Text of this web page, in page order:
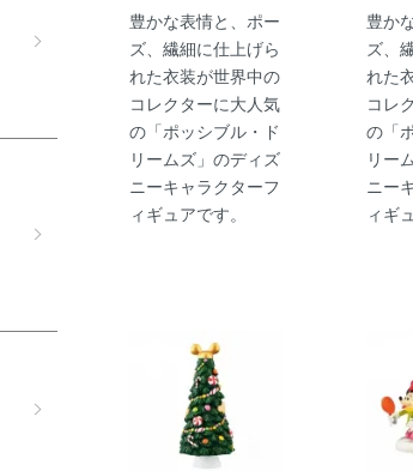
豊かな表情と、ポー
ズ、繊細に仕上げら
れた衣装が世界中の
コレクターに大人気
の「ポッシブル・ド
リームズ」のディズ
ニーキャラクターフ
ィギュアです。
豊か
ズ、
れた
コレ
の「
リー
ニー
ィギ